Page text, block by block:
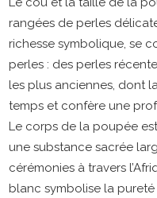
rangées de perles
richesse symbolique, se
perles : des perles
les plus anciennes, dont
temps et confère une
Le corps de la poupée
une substance sacrée
cérémonies à travers
blanc symbolise la